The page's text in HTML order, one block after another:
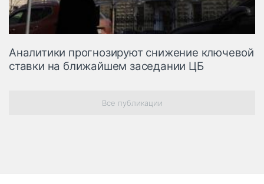
Аналитики прогнозируют снижение ключевой
ставки на ближайшем заседании ЦБ
Все публикации